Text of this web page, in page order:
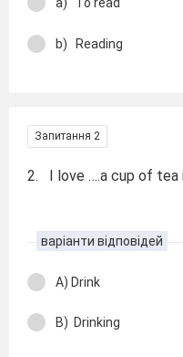
b) Reading
Запитання 2
2. I love ….a cup of tea
варіанти відповідей
A) Drink
B) Drinking